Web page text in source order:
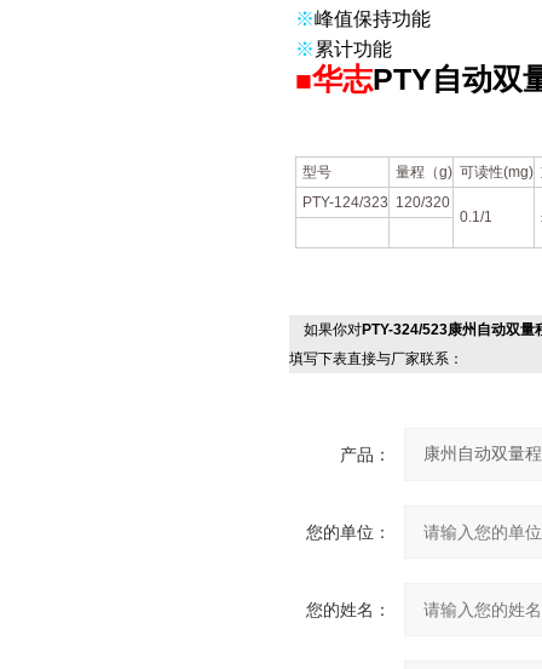
※峰值保持功能
※ 累计功能
■华志PTY自动双
型号 量程（g) 可读性(mg)
PTY-124/323 120/320
0.1/1
如果你对PTY-324/523康州自动双
填写下表直接与厂家联系：
产品：
您的单位：
您的姓名：